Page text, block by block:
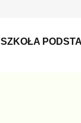
SZKOŁA